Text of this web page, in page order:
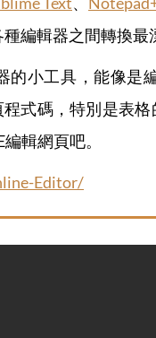
編輯器之間轉換最
的小工具，能像是
式碼，特別是表
輯網頁吧。
Editor/